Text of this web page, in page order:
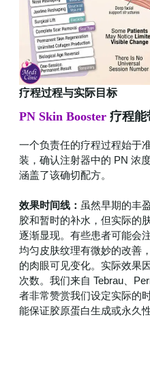
疗程过程与实际目标
PN Skin Booster 疗程能
一个负责任的疗程过程始于
装，确认注射器中的 PN 浓
涵盖了该确切配方。
效果时间线： 虽然早期的丰
胶和暂时的补水，但实际的
逐渐显现。有些患者可能会
均匀皮肤纹理有微妙的改善
的肉眼可见变化。实际效果
次数。我们来自 Tebrau、
者非常赞赏我们设定实际的
能保证胶原蛋白生成或永久